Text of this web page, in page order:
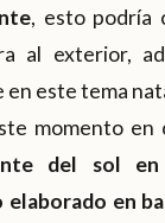
, esto podría
al exterior,
en este tema
momento en
del sol en
en